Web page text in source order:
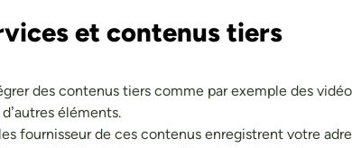
et contenus tiers
des contenus tiers comme par exemple des
éléments.
fournisseur de ces contenus enregistrent votre